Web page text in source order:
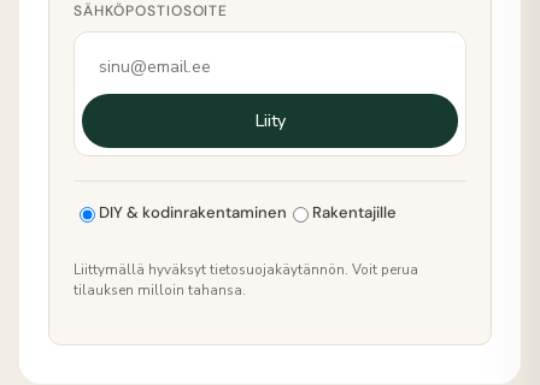
SÄHKÖPOSTIOSOITE
Liity
DIY & kodinrakentaminen Rakentajille
Liittymällä hyväksyt tietosuojakäytännön. Voit perua
tilauksen milloin tahansa.